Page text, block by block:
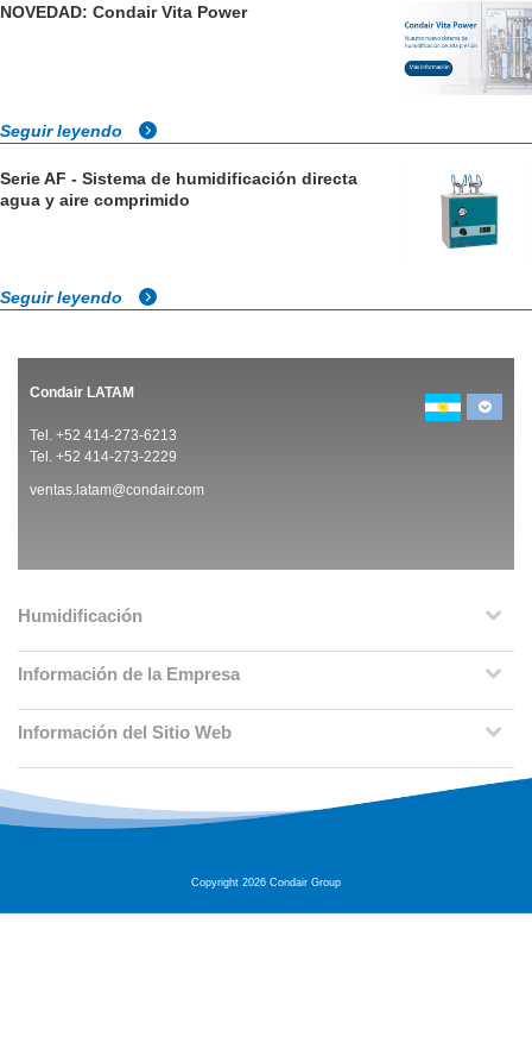
NOVEDAD: Condair Vita Power
Seguir leyendo
Serie AF - Sistema de humidificación directa
agua y aire comprimido
Seguir leyendo
Condair LATAM
Tel. +52 414-273-6213
Tel. +52 414-273-2229
ventas.latam@condair.com
Humidificación
Información de la Empresa
Información del Sitio Web
Copyright 2026 Condair Group